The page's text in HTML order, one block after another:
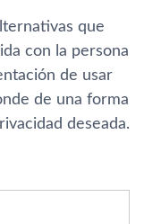
que
con la persona
de usar
de una forma
deseada.